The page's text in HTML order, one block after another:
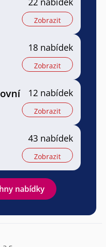
Zobrazit
18 nabídek
Zobrazit
12 nabídek
Zobrazit
43 nabídek
Zobrazit
nabídky